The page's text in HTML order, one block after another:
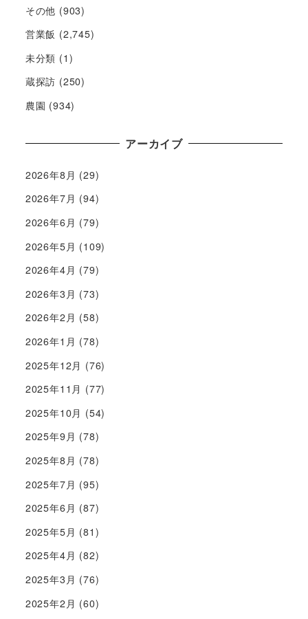
その他 (903)
営業飯 (2,745)
未分類 (1)
蔵探訪 (250)
農園 (934)
アーカイブ
2026年8月 (29)
2026年7月 (94)
2026年6月 (79)
2026年5月 (109)
2026年4月 (79)
2026年3月 (73)
2026年2月 (58)
2026年1月 (78)
2025年12月 (76)
2025年11月 (77)
2025年10月 (54)
2025年9月 (78)
2025年8月 (78)
2025年7月 (95)
2025年6月 (87)
2025年5月 (81)
2025年4月 (82)
2025年3月 (76)
2025年2月 (60)